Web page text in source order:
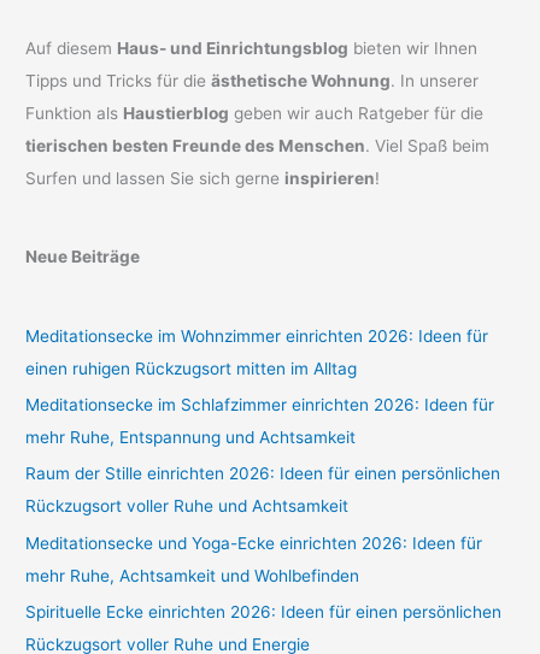
Auf diesem Haus- und Einrichtungsblog bieten wir Ihnen
Tipps und Tricks für dieästhetische Wohnung. In unserer
Funktion als Haustierblog geben wir auch Ratgeber für die
tierischen besten Freunde des Menschen. Viel Spaß beim
Surfen und lassen Sie sich gerne inspirieren!
Neue Beiträge
Meditationsecke im Wohnzimmer einrichten 2026: Ideen für
einen ruhigen Rückzugsort mitten im Alltag
Meditationsecke im Schlafzimmer einrichten 2026: Ideen für
mehr Ruhe, Entspannung und Achtsamkeit
Raum der Stille einrichten 2026: Ideen für einen persönlichen
Rückzugsort voller Ruhe und Achtsamkeit
Meditationsecke und Yoga-Ecke einrichten 2026: Ideen für
mehr Ruhe, Achtsamkeit und Wohlbefinden
Spirituelle Ecke einrichten 2026: Ideen für einen persönlichen
Rückzugsort voller Ruhe und Energie